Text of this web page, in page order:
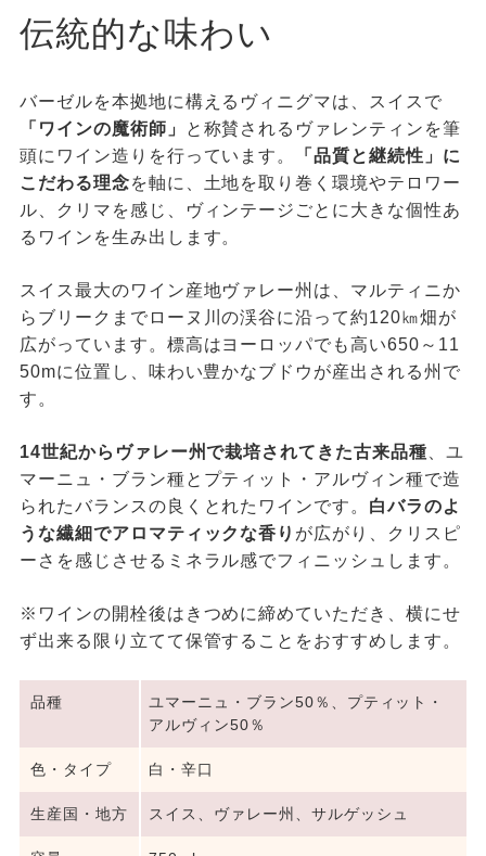
伝統的な味わい
バーゼルを本拠地に構えるヴィニグマは、スイスで
「ワインの魔術師」
と称賛されるヴァレンティンを筆
頭にワイン造りを行っています。
「品質と継続性」に
こだわる理念を軸に、土地を取り巻く環境やテロワー
ル、クリマを感じ、ヴィンテージごとに大きな個性あ
るワインを生み出します。
スイス最大のワイン産地ヴァレー州は、マルティニか
らブリークまでローヌ川の渓谷に沿って約120㎞畑が
広がっています。標高はヨーロッパでも高い650～11
50mに位置し、味わい豊かなブドウが産出される州で
す。
14世紀からヴァレー州で栽培されてきた古来品種 、ユ
マーニュ・ブラン種とプティット・アルヴィン種で造
られたバランスの良くとれたワインです。 白バラのよ
うな繊細でアロマティックな香り が広がり、クリスピ
ーさを感じさせるミネラル感でフィニッシュします。
※ワインの開栓後はきつめに締めていただき、横にせ
ず出来る限り立てて保管することをおすすめします。
品種
ユマーニュ・ブラン50％、プティット・
アルヴィン50％
色・タイプ 白・辛口
生産国・地方 スイス、ヴァレー州、サルゲッシュ